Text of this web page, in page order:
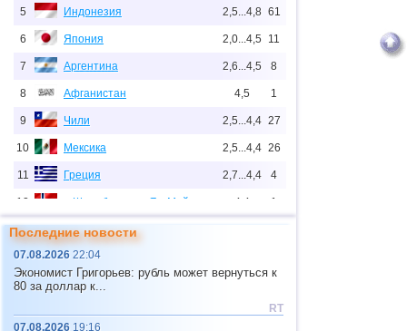
5 Индонезия 2,5...4,8 61
6 Япония 2,0...4,5 11
7 Аргентина 2,6...4,5 8
8 Афганистан 4,5 1
9 Чили 2,5...4,4 27
10 Мексика 2,5...4,4 26
11 Греция 2,7...4,4 4
12 о.Шпицберген и Ян-Майен 4,4 1
13 Тонга
14 Фиджи
15 США
1
Последние новости
07.08.2026 22:04
Экономист Григорьев: рубль может вернуться к
80 за доллар к...
RT
07.08.2026 19:16